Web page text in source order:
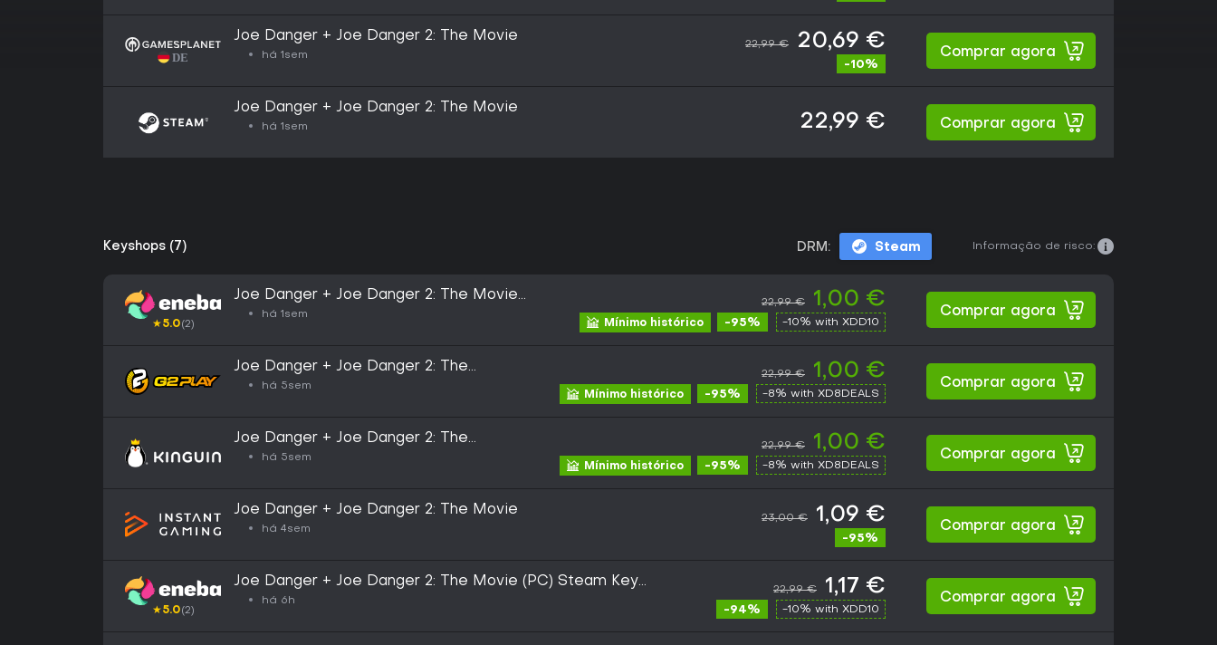
Joe Danger + Joe Danger 2: The Movie
há 1sem
22,99 € 20,69 €
-10%
Comprar agora
Joe Danger + Joe Danger 2: The Movie
há 1sem 22,99 € Comprar agora
Keyshops (7) DRM: Steam Informação de risco:
★5.0(2)
Joe Danger + Joe Danger 2: The Movie
Steam Key GLOBAL
há 1sem
22,99 € 1,00 €
Mínimo histórico -95% -10% with XDD10
Comprar agora
Joe Danger + Joe Danger 2: The
Movie PC Steam CD Key
há 5sem
22,99 € 1,00 €
Mínimo histórico -95% -8% with XD8DEALS
Comprar agora
Joe Danger + Joe Danger 2: The
Movie PC Steam CD Key
há 5sem
22,99 € 1,00 €
Mínimo histórico -95% -8% with XD8DEALS
Comprar agora
Joe Danger + Joe Danger 2: The Movie
há 4sem
23,00 € 1,09 €
-95%
Comprar agora
★5.0(2)
Joe Danger + Joe Danger 2: The Movie (PC) Steam Key
EUROPE
há 6h
22,99 € 1,17 €
-94% -10% with XDD10
Comprar agora